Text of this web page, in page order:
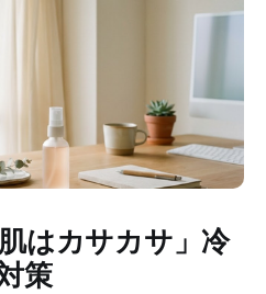
はカサカサ」冷
策